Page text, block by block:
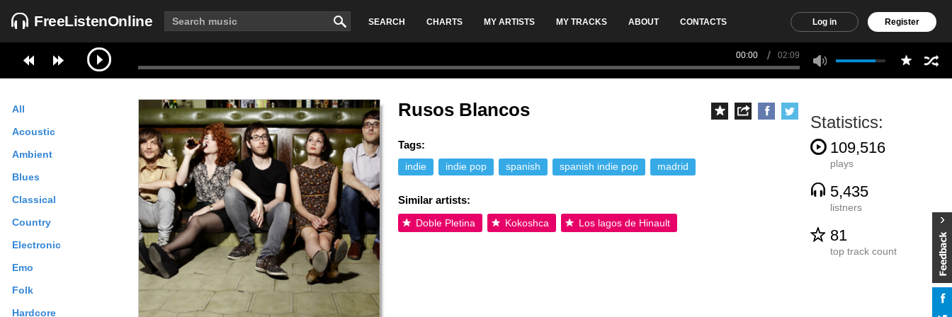
FreeListenOnline SEARCH CHARTS MY ARTISTS MY TRACKS ABOUT CONTACTS Log in Register
00:00 02:09
All
Acoustic
Ambient
Blues
Classical
Country
Electronic
Emo
Folk
Hardcore
Rusos Blancos
Tags:
indie indie pop spanish spanish indie pop madrid
Similar artists:
Doble Pletina Kokoshca Los lagos de Hinault
Statistics:
109,516
plays
5,435
listners
81
top track count